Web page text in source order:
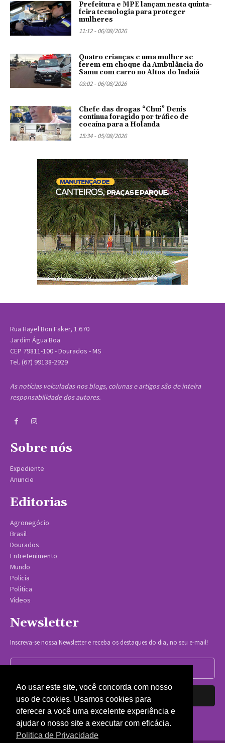
Prefeitura e MPE lançam nesta quinta-
feira tecnologia para proteger
mulheres
11:12 - 06/08/2026
Quatro crianças e uma mulher se
ferem em choque da Ambulância do
Samu com carro no Altos do Indaiá
09:02 - 06/08/2026
Chefe das drogas “Chuí” Denis
continua foragido por tráfico de
cocaína para a Holanda
15:34 - 05/08/2026
Rua Hayel Bon Faker, 1.670
Jardim Água Boa
CEP 79811-100 - Dourados - MS
Tel. (67) 99138-2929
As notícias veiculadas nos blogs, colunas e artigos são de inteira
responsabilidade dos autores.
Sobre nós
Expediente
Anuncie
Editorias
Agronegócio
Brasil
Dourados
Entretenimento
Mundo
Policia
Política
Vídeos
Newsletter
Inscreva-se nossa Newsletter e receba os destaques do dia, no seu e-mail!
Inscrever-se
Nós respeitamos sua privacidade.
Ao usar este site, você concorda com nosso
uso de cookies. Usamos cookies para
oferecer a você uma excelente experiência e
ajudar o nosso site a executar com eficácia.
Politica de Privacidade